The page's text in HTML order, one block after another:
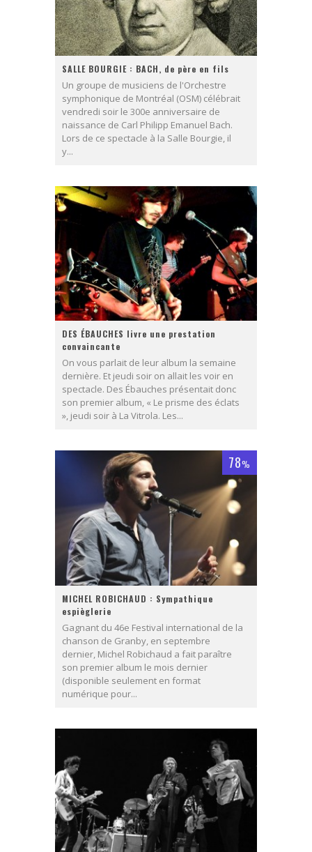
SALLE BOURGIE : BACH, de père en fils
Un groupe de musiciens de l'Orchestre
symphonique de Montréal (OSM) célébrait
vendredi soir le 300e anniversaire de
naissance de Carl Philipp Emanuel Bach.
Lors de ce spectacle à la Salle Bourgie, il
y...
DES ÉBAUCHES livre une prestation
convaincante
On vous parlait de leur album la semaine
dernière. Et jeudi soir on allait les voir en
spectacle. Des Ébauches présentait donc
son premier album, « Le prisme des éclats
», jeudi soir à La Vitrola. Les...
78%
MICHEL ROBICHAUD : Sympathique
espièglerie
Gagnant du 46e Festival international de la
chanson de Granby, en septembre
dernier, Michel Robichaud a fait paraître
son premier album le mois dernier
(disponible seulement en format
numérique pour...